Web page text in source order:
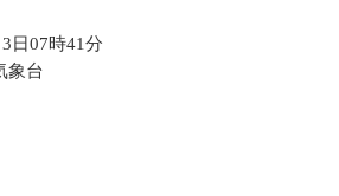
日07時41分
象台